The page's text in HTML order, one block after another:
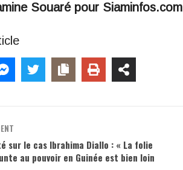
Souaré pour Siaminfos.com
sur le cas Ibrahima Diallo : « La folie
au pouvoir en Guinée est bien loin